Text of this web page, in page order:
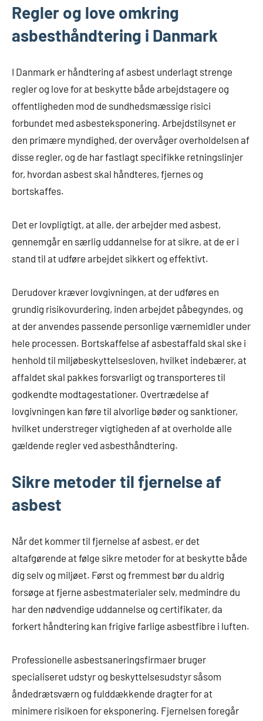
Regler og love omkring
asbesthåndtering i Danmark
I Danmark er håndtering af asbest underlagt strenge
regler og love for at beskytte både arbejdstagere og
offentligheden mod de sundhedsmæssige risici
forbundet med asbesteksponering. Arbejdstilsynet er
den primære myndighed, der overvåger overholdelsen af
disse regler, og de har fastlagt specifikke retningslinjer
for, hvordan asbest skal håndteres, fjernes og
bortskaffes.
Det er lovpligtigt, at alle, der arbejder med asbest,
gennemgår en særlig uddannelse for at sikre, at de er i
stand til at udføre arbejdet sikkert og effektivt.
Derudover kræver lovgivningen, at der udføres en
grundig risikovurdering, inden arbejdet påbegyndes, og
at der anvendes passende personlige værnemidler under
hele processen. Bortskaffelse af asbestaffald skal ske i
henhold til miljøbeskyttelsesloven, hvilket indebærer, at
affaldet skal pakkes forsvarligt og transporteres til
godkendte modtagestationer. Overtrædelse af
lovgivningen kan føre til alvorlige bøder og sanktioner,
hvilket understreger vigtigheden af at overholde alle
gældende regler ved asbesthåndtering.
Sikre metoder til fjernelse af
asbest
Når det kommer til fjernelse af asbest, er det
altafgørende at følge sikre metoder for at beskytte både
dig selv og miljøet. Først og fremmest bør du aldrig
forsøge at fjerne asbestmaterialer selv, medmindre du
har den nødvendige uddannelse og certifikater, da
forkert håndtering kan frigive farlige asbestfibre i luften.
Professionelle asbestsaneringsfirmaer bruger
specialiseret udstyr og beskyttelsesudstyr såsom
åndedrætsværn og fulddækkende dragter for at
minimere risikoen for eksponering. Fjernelsen foregår